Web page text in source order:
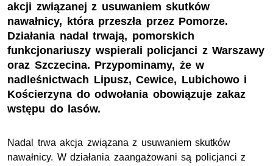
akcji związanej z usuwaniem skutków
nawałnicy, która przeszła przez Pomorze.
Działania nadal trwają, pomorskich
funkcjonariuszy wspierali policjanci z Warszawy
oraz Szczecina. Przypominamy, że w
nadleśnictwach Lipusz, Cewice, Lubichowo i
Kościerzyna do odwołania obowiązuje zakaz
wstępu do lasów.
Nadal trwa akcja związana z usuwaniem skutków
nawałnicy. W działania zaangażowani są policjanci z